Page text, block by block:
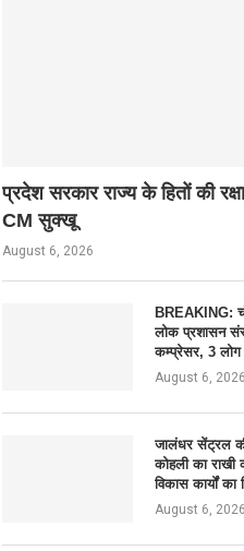
प्रदेश सरकार राज्य के हितों की
CM सुक्खू
August 6, 2026
BREAKING:
लोक प्रशासन
कम्प्रेसर, 3 लोग
August 6, 2026
जालंधर सेंट्रल
कोहली का
विकास कार्यों का
August 6, 2026